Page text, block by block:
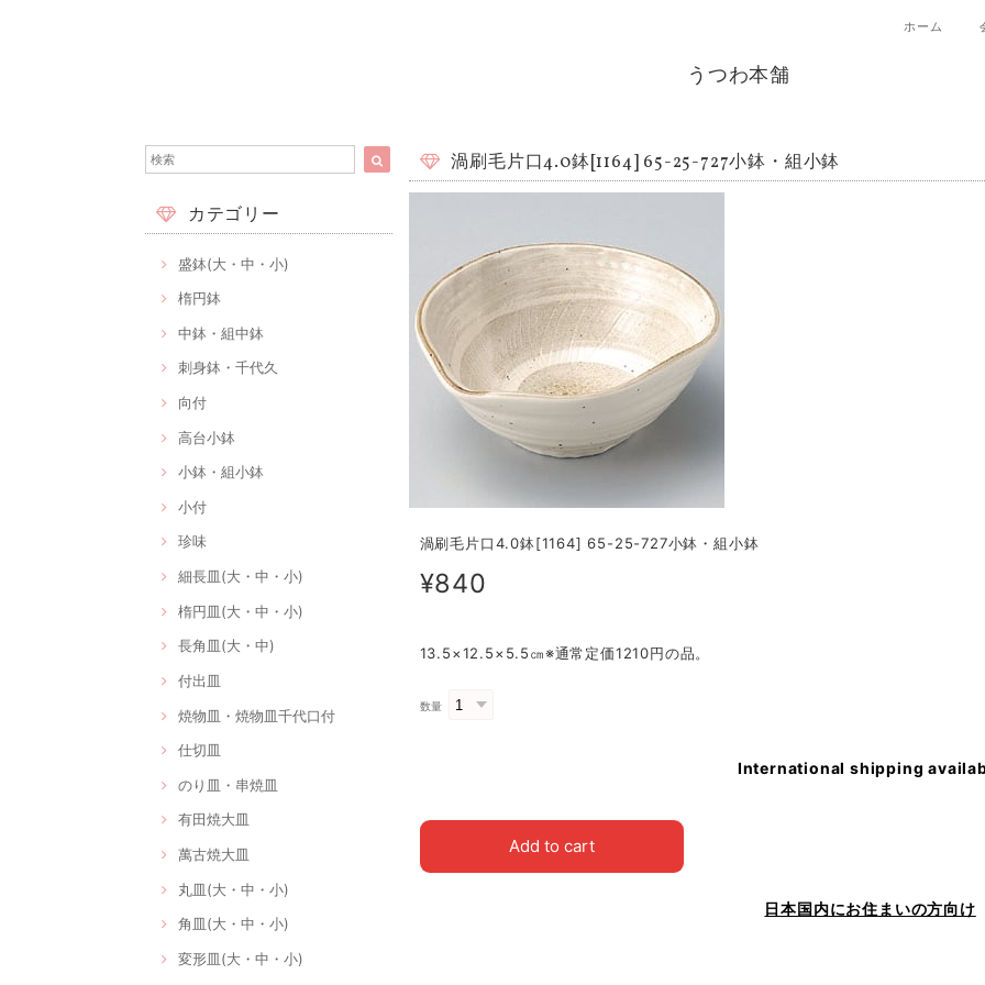
ホーム
うつわ本舗
カテゴリー
盛鉢(大・中・小)
楕円鉢
中鉢・組中鉢
刺身鉢・千代久
向付
高台小鉢
小鉢・組小鉢
小付
珍味
細長皿(大・中・小)
楕円皿(大・中・小)
長角皿(大・中)
付出皿
焼物皿・焼物皿千代口付
仕切皿
のり皿・串焼皿
有田焼大皿
萬古焼大皿
丸皿(大・中・小)
角皿(大・中・小)
変形皿(大・中・小)
渦刷毛片口4.0鉢[1164] 65-25-727小鉢・組小鉢
渦刷毛片口4.0鉢[1164] 65-25-727小鉢・組小鉢
¥840
13.5×12.5×5.5㎝※通常定価1210円の品。
数量
International shipping
Add to cart
日本国内にお住まいの方向け